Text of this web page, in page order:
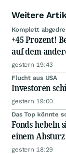
Weitere
Komplett
+45 Prozent!
auf dem
gestern 19:43
Flucht aus USA
Investoren
gestern 19:00
Das Top könnte
Fonds hebeln
einem Absturz
gestern 18:29